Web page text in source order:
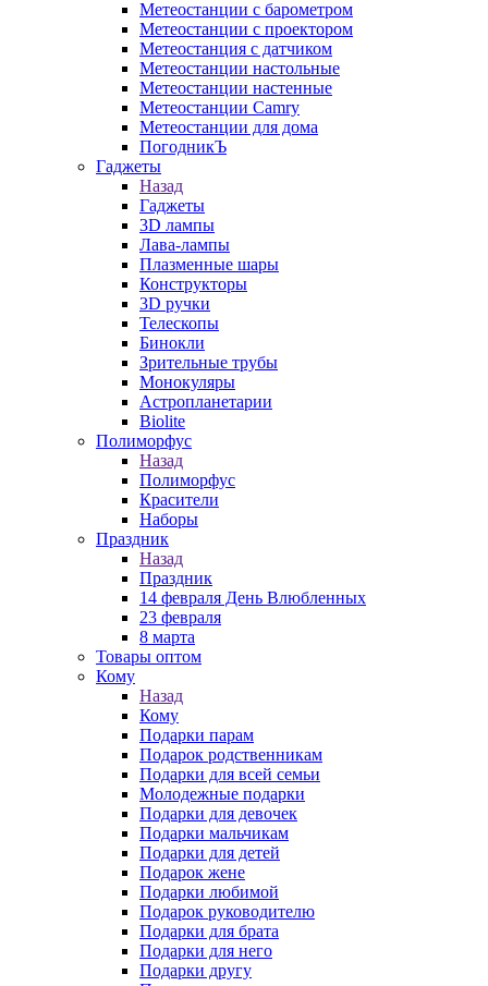
Метеостанции с барометром
Метеостанции с проектором
Метеостанция с датчиком
Метеостанции настольные
Метеостанции настенные
Метеостанции Camry
Метеостанции для дома
ПогодникЪ
Гаджеты
Назад
Гаджеты
3D лампы
Лава-лампы
Плазменные шары
Конструкторы
3D ручки
Телескопы
Бинокли
Зрительные трубы
Монокуляры
Астропланетарии
Biolite
Полиморфус
Назад
Полиморфус
Красители
Наборы
Праздник
Назад
Праздник
14 февраля День Влюбленных
23 февраля
8 марта
Товары оптом
Кому
Назад
Кому
Подарки парам
Подарок родственникам
Подарки для всей семьи
Молодежные подарки
Подарки для девочек
Подарки мальчикам
Подарки для детей
Подарок жене
Подарки любимой
Подарок руководителю
Подарки для брата
Подарки для него
Подарки другу